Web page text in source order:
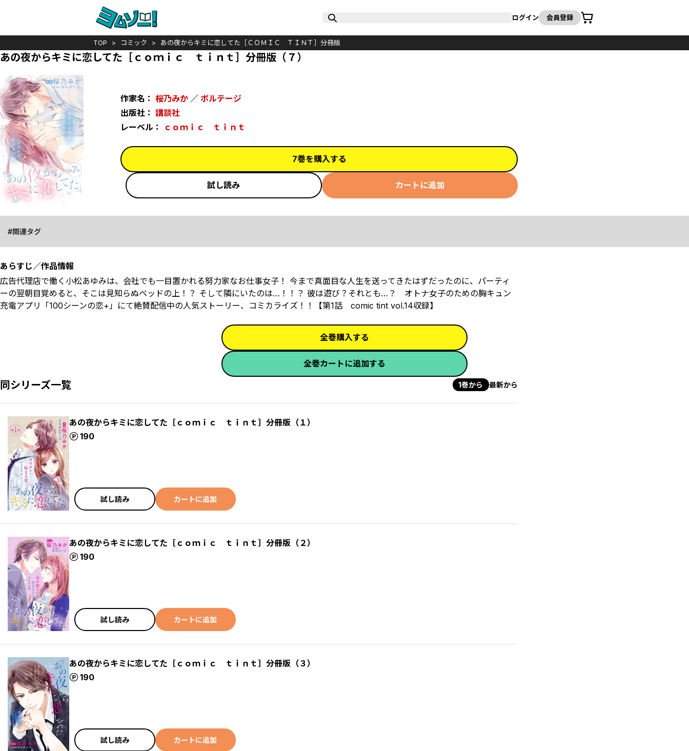
ログイン 会員登録
カート
TOP コミック あの夜からキミに恋してた［ＣＯＭＩＣ ＴＩＮＴ］分冊版
あの夜からキミに恋してた［ｃｏｍｉｃ ｔｉｎｔ］分冊版（７）
作家名： 桜乃みか ／ ボルテージ
出版社： 講談社
レーベル：
ｃｏｍｉｃ ｔｉｎｔ
7巻を購入する
試し読み カートに追加
関連タグ
あらすじ／作品情報
広告代理店で働く小松あゆみは、会社でも一目置かれる努力家なお仕事女子！ 今まで真面目な人生を送ってきたはずだったのに、パーティ
ーの翌朝目覚めると、そこは見知らぬベッドの上！？ そして隣にいたのは…！！？ 彼は遊び？それとも…？ オトナ女子のための胸キュン
充電アプリ「100シーンの恋+」にて絶賛配信中の人気ストーリー、コミカライズ！！【第1話 comic tint vol.14収録】
全巻購入する
全巻カートに追加する
同シリーズ一覧 1巻から 最新から
あの夜からキミに恋してた［ｃｏｍｉｃ ｔｉｎｔ］分冊版（１）
190
ポイント
試し読み カートに追加
あの夜からキミに恋してた［ｃｏｍｉｃ ｔｉｎｔ］分冊版（２）
190
ポイント
試し読み カートに追加
あの夜からキミに恋してた［ｃｏｍｉｃ ｔｉｎｔ］分冊版（３）
190
ポイント
試し読み カートに追加